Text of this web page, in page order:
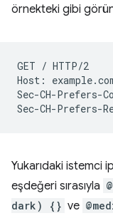
örnekteki gibi
GET / HTTP/2
Host:
Sec-CH-Prefers-
Sec-CH-Prefers-
Yukarıdaki istemci
eşdeğeri sırasıyla
dark) {} ve